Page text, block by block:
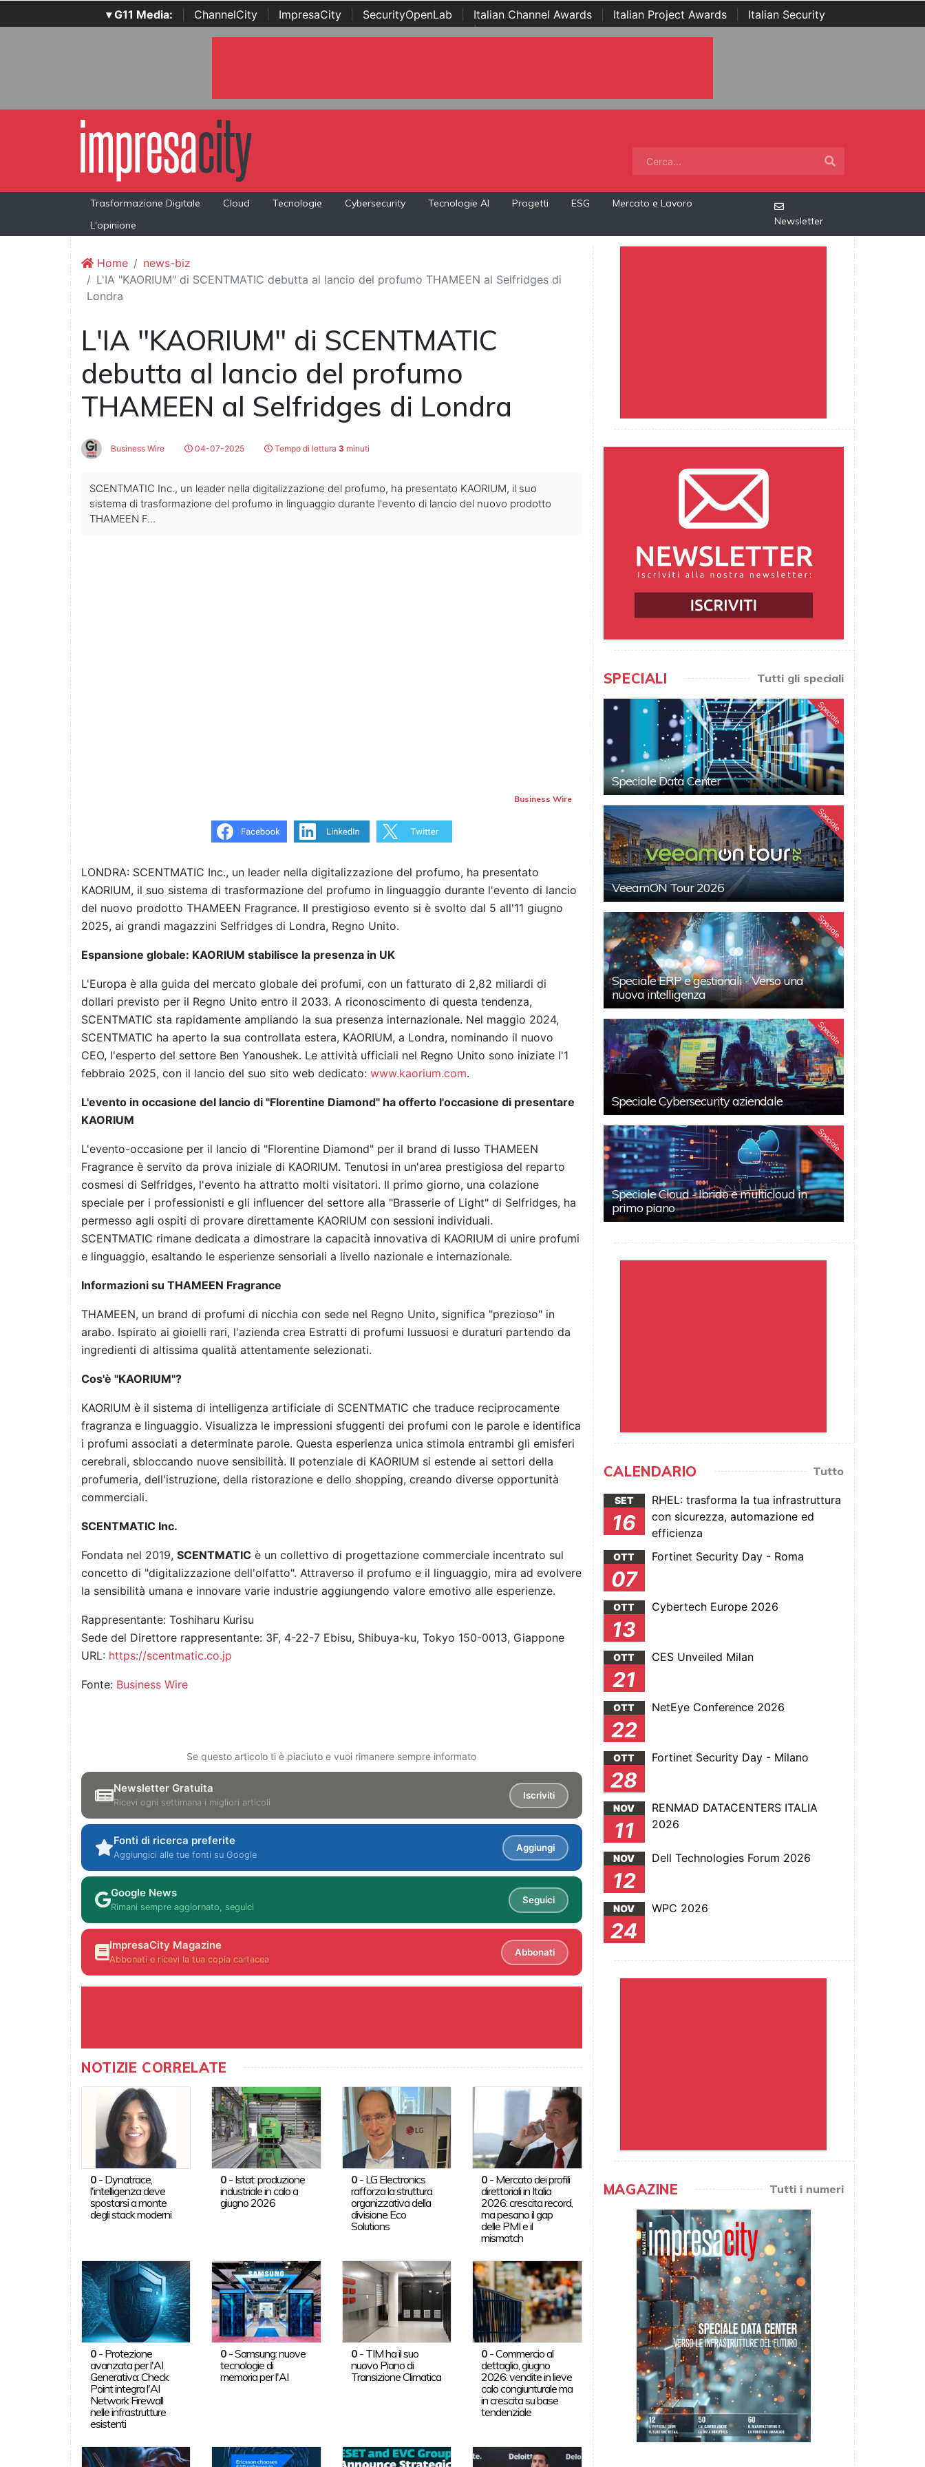
▾ G11 Media: ChannelCity ImpresaCity SecurityOpenLab Italian Channel Awards Italian Project Awards
Italian Security
Awards | ...
Trasformazione Digitale Cloud Tecnologie Cybersecurity Tecnologie AI Progetti ESG
Mercato e Lavoro
L'opinione
Newsletter
Home
news-biz
L'IA "KAORIUM" di SCENTMATIC debutta al lancio del profumo THAMEEN al Selfridges di
Londra
L'IA "KAORIUM" di SCENTMATIC
debutta al lancio del profumo
THAMEEN al Selfridges di Londra
Business Wire 04-07-2025 Tempo di lettura 3 minuti
SCENTMATIC Inc., un leader nella digitalizzazione del profumo, ha presentato KAORIUM, il suo
sistema di trasformazione del profumo in linguaggio durante l'evento di lancio del nuovo prodotto
THAMEEN F...
Business Wire
LONDRA: SCENTMATIC Inc., un leader nella digitalizzazione del profumo, ha presentato
KAORIUM, il suo sistema di trasformazione del profumo in linguaggio durante l'evento di lancio
del nuovo prodotto THAMEEN Fragrance. Il prestigioso evento si è svolto dal 5 all'11 giugno
2025, ai grandi magazzini Selfridges di Londra, Regno Unito.
Espansione globale: KAORIUM stabilisce la presenza in UK
L'Europa è alla guida del mercato globale dei profumi, con un fatturato di 2,82 miliardi di
dollari previsto per il Regno Unito entro il 2033. A riconoscimento di questa tendenza,
SCENTMATIC sta rapidamente ampliando la sua presenza internazionale. Nel maggio 2024,
SCENTMATIC ha aperto la sua controllata estera, KAORIUM, a Londra, nominando il nuovo
CEO, l'esperto del settore Ben Yanoushek. Le attività ufficiali nel Regno Unito sono iniziate l'1
febbraio 2025, con il lancio del suo sito web dedicato: www.kaorium.com.
L'evento in occasione del lancio di "Florentine Diamond" ha offerto l'occasione di presentare
KAORIUM
L'evento-occasione per il lancio di "Florentine Diamond" per il brand di lusso THAMEEN
Fragrance è servito da prova iniziale di KAORIUM. Tenutosi in un'area prestigiosa del reparto
cosmesi di Selfridges, l'evento ha attratto molti visitatori. Il primo giorno, una colazione
speciale per i professionisti e gli influencer del settore alla "Brasserie of Light" di Selfridges, ha
permesso agli ospiti di provare direttamente KAORIUM con sessioni individuali.
SCENTMATIC rimane dedicata a dimostrare la capacità innovativa di KAORIUM di unire profumi
e linguaggio, esaltando le esperienze sensoriali a livello nazionale e internazionale.
Informazioni su THAMEEN Fragrance
THAMEEN, un brand di profumi di nicchia con sede nel Regno Unito, significa "prezioso" in
arabo. Ispirato ai gioielli rari, l'azienda crea Estratti di profumi lussuosi e duraturi partendo da
ingredienti di altissima qualità attentamente selezionati.
Cos'è "KAORIUM"?
KAORIUM è il sistema di intelligenza artificiale di SCENTMATIC che traduce reciprocamente
fragranza e linguaggio. Visualizza le impressioni sfuggenti dei profumi con le parole e identifica
i profumi associati a determinate parole. Questa esperienza unica stimola entrambi gli emisferi
cerebrali, sbloccando nuove sensibilità. Il potenziale di KAORIUM si estende ai settori della
profumeria, dell'istruzione, della ristorazione e dello shopping, creando diverse opportunità
commerciali.
SCENTMATIC Inc.
Fondata nel 2019, SCENTMATIC è un collettivo di progettazione commerciale incentrato sul
concetto di "digitalizzazione dell'olfatto". Attraverso il profumo e il linguaggio, mira ad evolvere
la sensibilità umana e innovare varie industrie aggiungendo valore emotivo alle esperienze.
Rappresentante: Toshiharu Kurisu
Sede del Direttore rappresentante: 3F, 4-22-7 Ebisu, Shibuya-ku, Tokyo 150-0013, Giappone
URL: https://scentmatic.co.jp
Fonte: Business Wire
Se questo articolo ti è piaciuto e vuoi rimanere sempre informato
Newsletter Gratuita
Ricevi ogni settimana i migliori articoli
Iscriviti
Fonti di ricerca preferite
Aggiungici alle tue fonti su Google
Aggiungi
Google News
Rimani sempre aggiornato, seguici
Seguici
ImpresaCity Magazine
Abbonati e ricevi la tua copia cartacea
Abbonati
NOTIZIE CORRELATE
0- Dynatrace,
l'intelligenza deve
spostarsi a monte
degli stack moderni
0 - Istat: produzione
industriale in calo a
giugno 2026
0- LG Electronics
rafforza la struttura
organizzativa della
divisione Eco
Solutions
0 - Mercato dei profili
direttoriali in Italia
2026: crescita record,
ma pesano il gap
delle PMI e il
mismatch
0- Protezione
avanzata per l'AI
Generativa: Check
Point integra l'AI
Network Firewall
nelle infrastrutture
esistenti
0 -Samsung: nuove
tecnologie di
memoria per l'AI
0- TIM ha il suo
nuovo Piano di
Transizione Climatica
0 -Commercio al
dettaglio, giugno
2026: vendite in lieve
calo congiunturale ma
in crescita su base
tendenziale
SPECIALI Tutti gli speciali
Speciale
Speciale Data Center
Speciale
VeeamON Tour 2026
Speciale
Speciale ERP e gestionali - Verso una
nuova intelligenza
Speciale
Speciale Cybersecurity aziendale
Speciale
Speciale Cloud - Ibrido e multicloud in
primo piano
CALENDARIO Tutto
SET
16
RHEL: trasforma la tua infrastruttura
con sicurezza, automazione ed
efficienza
OTT
07
Fortinet Security Day - Roma
OTT
13
Cybertech Europe 2026
OTT
21
CES Unveiled Milan
OTT
22
NetEye Conference 2026
OTT
28
Fortinet Security Day - Milano
NOV
11
RENMAD DATACENTERS ITALIA
2026
NOV
12
Dell Technologies Forum 2026
NOV
24
WPC 2026
MAGAZINE Tutti i numeri